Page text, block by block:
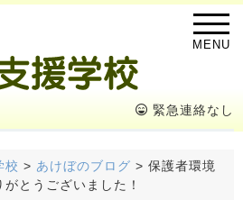
MENU
緊急連絡なし
校 > あけぼのブログ > 保護者環境
とうございました！